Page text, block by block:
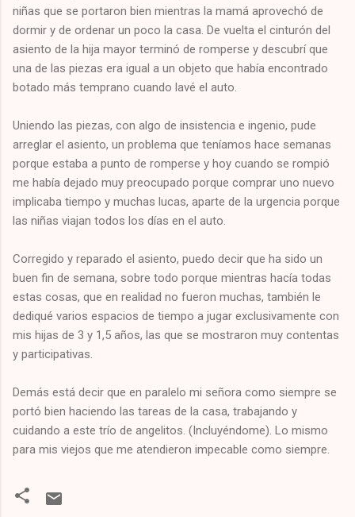
niñas que se portaron bien mientras la mamá aprovechó de
dormir y de ordenar un poco la casa. De vuelta el cinturón del
asiento de la hija mayor terminó de romperse y descubrí que
una de las piezas era igual a un objeto que había encontrado
botado más temprano cuando lavé el auto.
Uniendo las piezas, con algo de insistencia e ingenio, pude
arreglar el asiento, un problema que teníamos hace semanas
porque estaba a punto de romperse y hoy cuando se rompió
me había dejado muy preocupado porque comprar uno nuevo
implicaba tiempo y muchas lucas, aparte de la urgencia porque
las niñas viajan todos los días en el auto.
Corregido y reparado el asiento, puedo decir que ha sido un
buen fin de semana, sobre todo porque mientras hacía todas
estas cosas, que en realidad no fueron muchas, también le
dediqué varios espacios de tiempo a jugar exclusivamente con
mis hijas de 3 y 1,5 años, las que se mostraron muy contentas
y participativas.
Demás está decir que en paralelo mi señora como siempre se
portó bien haciendo las tareas de la casa, trabajando y
cuidando a este trío de angelitos. (Incluyéndome). Lo mismo
para mis viejos que me atendieron impecable como siempre.